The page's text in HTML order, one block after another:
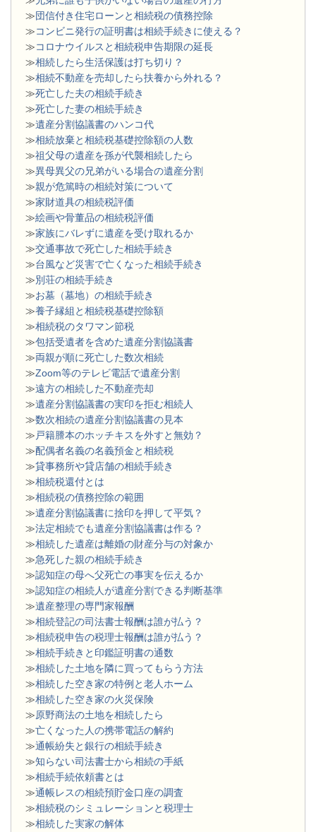
≫団信付き住宅ローンと相続税の債務控除
≫コンビニ発行の証明書は相続手続きに使える？
≫コロナウイルスと相続税申告期限の延長
≫相続したら生活保護は打ち切り？
≫相続不動産を売却したら扶養から外れる？
≫死亡した夫の相続手続き
≫死亡した妻の相続手続き
≫遺産分割協議書のハンコ代
≫相続放棄と相続税基礎控除額の人数
≫祖父母の遺産を孫が代襲相続したら
≫異母異父の兄弟がいる場合の遺産分割
≫親が危篤時の相続対策について
≫家財道具の相続税評価
≫絵画や骨董品の相続税評価
≫家族にバレずに遺産を受け取れるか
≫交通事故で死亡した相続手続き
≫台風など災害で亡くなった相続手続き
≫別荘の相続手続き
≫お墓（墓地）の相続手続き
≫養子縁組と相続税基礎控除額
≫相続税のタワマン節税
≫包括受遺者を含めた遺産分割協議書
≫両親が順に死亡した数次相続
≫Zoom等のテレビ電話で遺産分割
≫遠方の相続した不動産売却
≫遺産分割協議書の実印を拒む相続人
≫数次相続の遺産分割協議書の見本
≫ 戸籍謄本のホッチキスを外すと無効？
≫配偶者名義の名義預金と相続税
≫貸事務所や貸店舗の相続手続き
≫相続税還付とは
≫相続税の債務控除の範囲
≫遺産分割協議書に捨印を押して平気？
≫法定相続でも遺産分割協議書は作る？
≫相続した遺産は離婚の財産分与の対象か
≫急死した親の相続手続き
≫認知症の母へ父死亡の事実を伝えるか
≫認知症の相続人が遺産分割できる判断基準
≫遺産整理の専門家報酬
≫相続登記の司法書士報酬は誰が払う？
≫相続税申告の税理士報酬は誰が払う？
≫相続手続きと印鑑証明書の通数
≫相続した土地を隣に買ってもらう方法
≫相続した空き家の特例と老人ホーム
≫相続した空き家の火災保険
≫原野商法の土地を相続したら
≫亡くなった人の携帯電話の解約
≫通帳紛失と銀行の相続手続き
≫知らない司法書士から相続の手紙
≫相続手続依頼書とは
≫通帳レスの相続預貯金口座の調査
≫相続税のシミュレーションと税理士
≫相続した実家の解体